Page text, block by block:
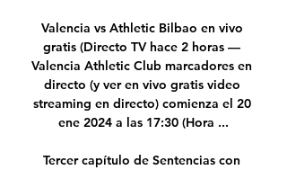
Valencia vs Athletic Bilbao en vivo
gratis (Directo TV hace 2 horas —
Valencia Athletic Club marcadores en
directo (y ver en vivo gratis video
streaming en directo) comienza el 20
ene 2024 a las 17:30 (Hora ...
Tercer capítulo de Sentencias con